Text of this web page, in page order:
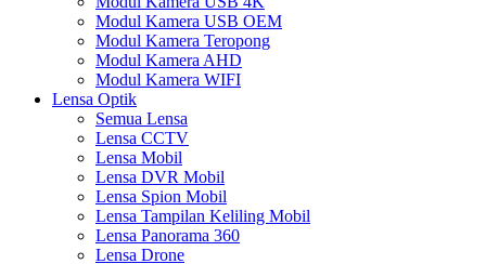
Modul Kamera USB OEM
Modul Kamera Teropong
Modul Kamera AHD
Modul Kamera WIFI
Lensa Optik
Semua Lensa
Lensa CCTV
Lensa Mobil
Lensa DVR Mobil
Lensa Spion Mobil
Lensa Tampilan Keliling Mobil
Lensa Panorama 360
Lensa Drone